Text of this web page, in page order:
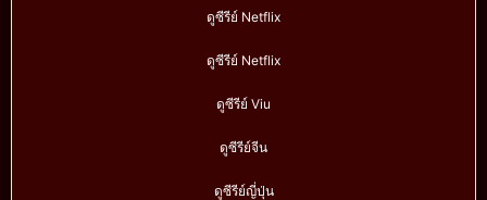
ดูซีรีย์ Netflix
ดูซีรีย์ Netflix
ดูซีรีย์ Viu
ดูซีรีย์จีน
ดูซีรีย์ญี่ปุ่น